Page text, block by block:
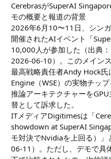
CerebrasがSuperAI
モの概要と報道の背景
2026年6月10〜11日、シン
開催されたAIイベント「
10,000人が参加した（出典：
2026-06-10）。このメイン
最高戦略責任者Andy Hock
Engine（WSE）の実物チッ
推論アーキテクチャーを
替として訴求した。
ITメディアDigitimesは「
showdown at SuperAI
モ対決でNvidiaを上回る）」
06-11 ）。ただし、デモで具